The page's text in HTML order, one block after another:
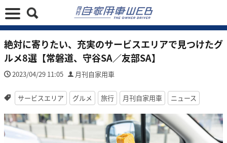
絶対に寄りたい、充実のサービスエリアで見つけたグ
ルメ8選【常磐道、守谷SA／友部SA】
2023/04/29 11:05 月刊自家用車
サービスエリア グルメ 旅行 月刊自家用車 ニュース